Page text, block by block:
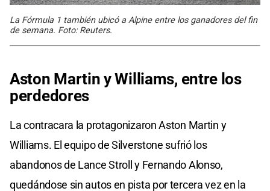
La Fórmula 1 también ubicó a Alpine entre los ganadores del fin
de semana. Foto: Reuters.
Aston Martin y Williams, entre los
perdedores
La contracara la protagonizaron Aston Martin y
Williams. El equipo de Silverstone sufrió los
abandonos de Lance Stroll y Fernando Alonso,
quedándose sin autos en pista por tercera vez en la